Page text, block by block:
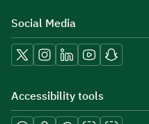
Social Media
Accessibility tools